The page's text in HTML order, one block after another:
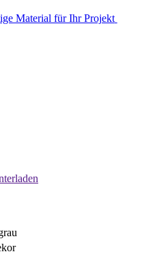
Material für Ihr Projekt